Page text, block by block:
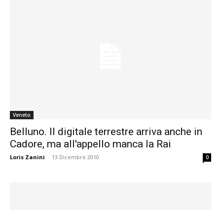
Veneto
Belluno. Il digitale terrestre arriva anche in
Cadore, ma all'appello manca la Rai
Loris Zanini - 13 Dicembre 2010 0